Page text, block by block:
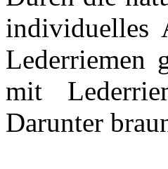
individuelles
Lederriemen
mit
Darunter